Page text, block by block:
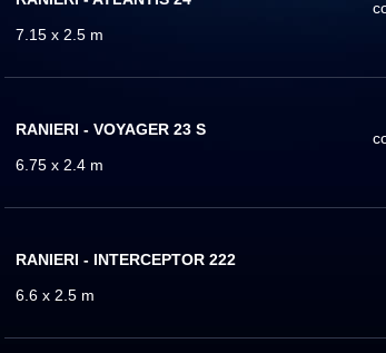
7.15 x 2.5 m
RANIERI - VOYAGER 23 S
6.75 x 2.4 m
RANIERI - INTERCEPTOR 222
6.6 x 2.5 m